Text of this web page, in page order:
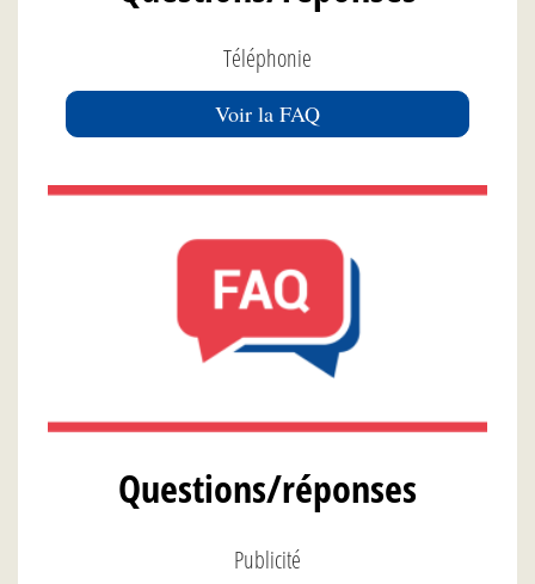
Téléphonie
Voir la FAQ
Questions/réponses
Publicité